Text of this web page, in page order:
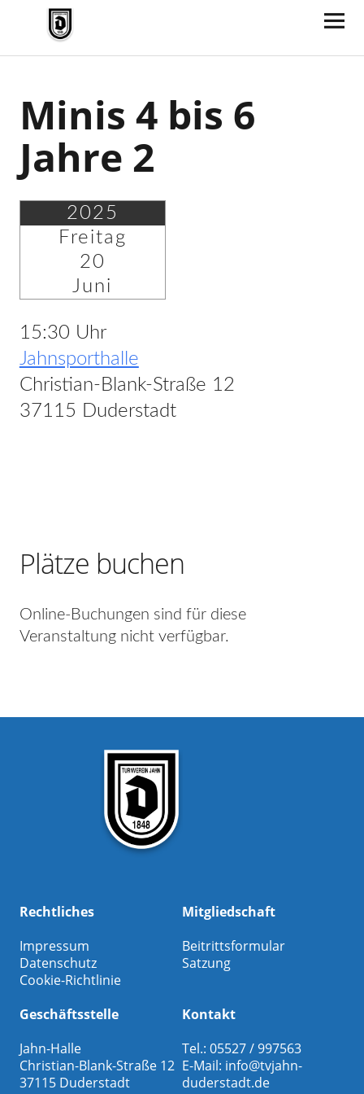
TV Jahn Duderstadt
Minis 4 bis 6
Jahre 2
2025
Freitag
20
Juni
15:30 Uhr
Jahnsporthalle
Christian-Blank-Straße 12
37115 Duderstadt
Plätze buchen
Online-Buchungen sind für diese
Veranstaltung nicht verfügbar.
Rechtliches
Impressum
Datenschutz
Cookie-Richtlinie
Mitgliedschaft
Beitrittsformular
Satzung
Geschäftsstelle
Jahn-Halle
Christian-Blank-Straße 12
37115 Duderstadt
Kontakt
Tel.: 05527 / 997563
E-Mail: info@tvjahn-
duderstadt.de